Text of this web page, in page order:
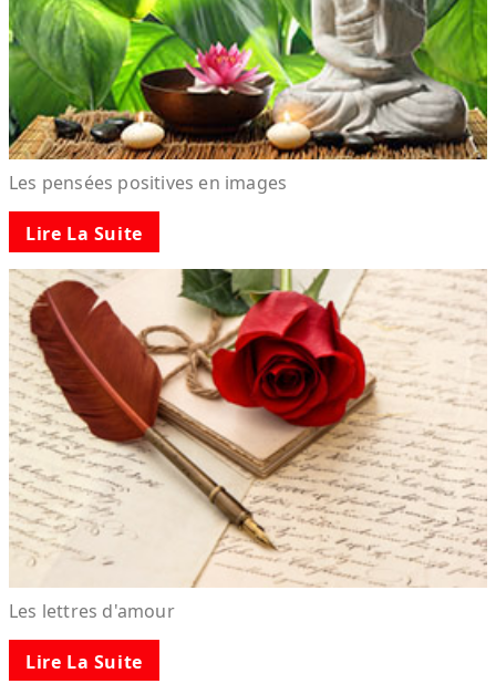
Les pensées positives en images
Lire La Suite
Les lettres d'amour
Lire La Suite